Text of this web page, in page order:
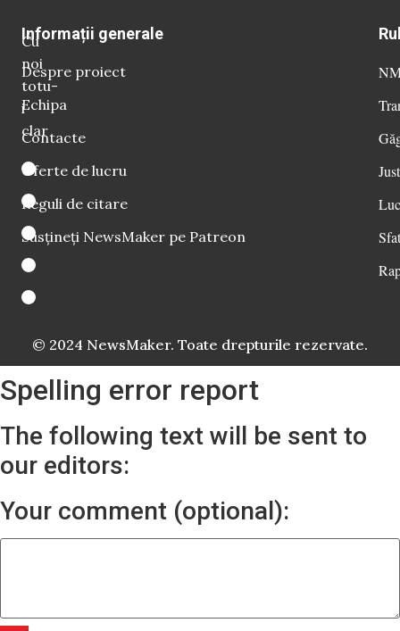
Cu
noi
totu-
i
clar
Informații generale
Despre proiect
Echipa
Contacte
Oferte de lucru
Reguli de citare
Susțineți NewsMaker pe Patreon
© 2024 NewsMaker. Toate drepturile rezervate.
Spelling error report
The following text will be sent to
our editors:
Your comment (optional):